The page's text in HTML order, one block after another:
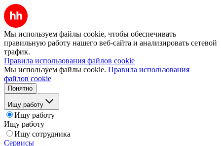
Мы используем файлы cookie, чтобы обеспечивать
правильную работу нашего веб-сайта и анализировать сетевой
трафик.
Правила использования файлов cookie
Мы используем файлы cookie. Правила использования
файлов cookie
Понятно
Ищу работу
Ищу работу
Ищу работу
Ищу сотрудника
Сервисы